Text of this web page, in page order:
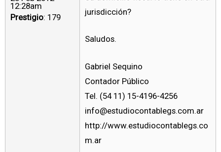
12:28am
Prestigio: 179
jurisdicción?
Saludos.
Gabriel Sequino
Contador Público
Tel. (54 11) 15-4196-4256
info@estudiocontablegs.com.ar
http://www.estudiocontablegs.co
m.ar